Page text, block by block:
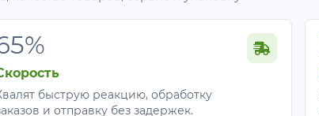
быструю реакцию, обработку
и отправку без задержек.